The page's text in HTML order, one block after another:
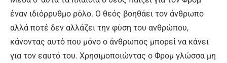
έναν ιδιόρρυθμο ρόλο. Ο θεός βοηθάει τον άνθρωπο
αλλά ποτέ δεν αλλάζει την φύση του ανθρώπου,
κάνοντας αυτό που μόνο ο άνθρωπος μπορεί να κάνει
για τον εαυτό του. Χρησιμοποιώντας ο Φρομ γλώσσα μη